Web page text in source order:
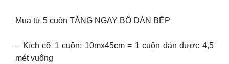
Mua từ 5 cuộn TẶNG NGAY BỘ DÁN BẾP
– Kích cỡ 1 cuộn: 10mx45cm = 1 cuộn dán được 4,5
mét vuông